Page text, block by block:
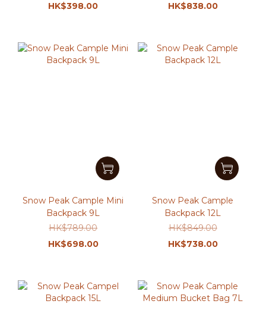
HK$398.00
HK$838.00
Snow Peak Cample Mini
Backpack 9L
HK$789.00
HK$698.00
Snow Peak Cample
Backpack 12L
HK$849.00
HK$738.00